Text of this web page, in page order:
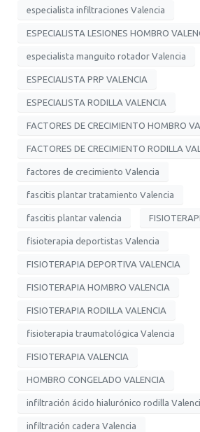
especialista infiltraciones Valencia
ESPECIALISTA LESIONES HOMBRO
especialista manguito rotador Valencia
ESPECIALISTA PRP VALENCIA
ESPECIALISTA RODILLA VALENCIA
FACTORES DE CRECIMIENTO HOMBRO
FACTORES DE CRECIMIENTO RODILLA
factores de crecimiento Valencia
fascitis plantar tratamiento Valencia
fascitis plantar valencia
fisioterapia deportistas Valencia
FISIOTERAPIA DEPORTIVA VALENCIA
FISIOTERAPIA HOMBRO VALENCIA
FISIOTERAPIA RODILLA VALENCIA
fisioterapia traumatológica Valencia
FISIOTERAPIA VALENCIA
HOMBRO CONGELADO VALENCIA
infiltración ácido hialurónico rodilla
infiltración cadera Valencia